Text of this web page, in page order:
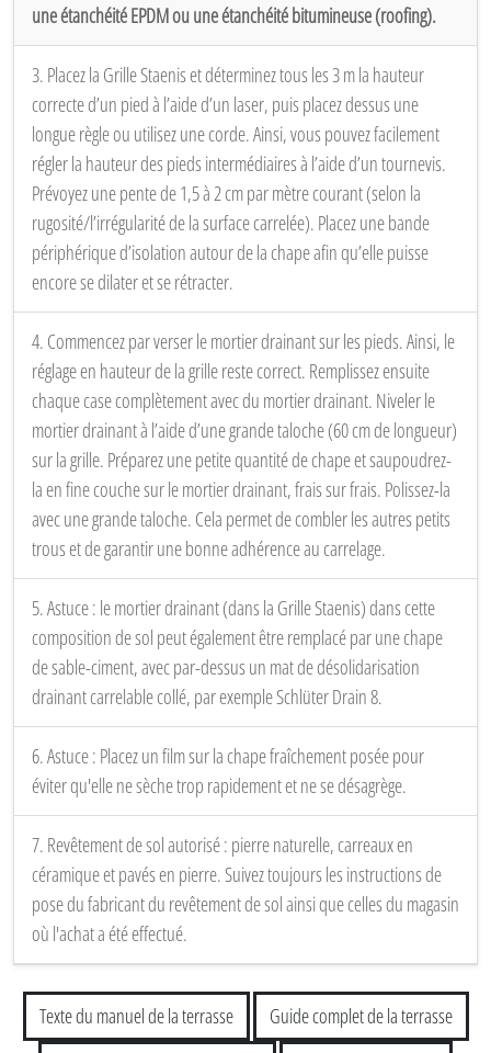
une étanchéité EPDM ou une étanchéité bitumineuse (roofing).
3. Placez la Grille Staenis et déterminez tous les 3 m la hauteur
correcte d’un pied à l’aide d’un laser, puis placez dessus une
longue règle ou utilisez une corde. Ainsi, vous pouvez facilement
régler la hauteur des pieds intermédiaires à l’aide d’un tournevis.
Prévoyez une pente de 1,5 à 2 cm par mètre courant (selon la
rugosité/l’irrégularité de la surface carrelée). Placez une bande
périphérique d’isolation autour de la chape afin qu’elle puisse
encore se dilater et se rétracter.
4. Commencez par verser le mortier drainant sur les pieds. Ainsi, le
réglage en hauteur de la grille reste correct. Remplissez ensuite
chaque case complètement avec du mortier drainant. Niveler le
mortier drainant à l’aide d’une grande taloche (60 cm de longueur)
sur la grille. Préparez une petite quantité de chape et saupoudrez-
la en fine couche sur le mortier drainant, frais sur frais. Polissez-la
avec une grande taloche. Cela permet de combler les autres petits
trous et de garantir une bonne adhérence au carrelage.
5. Astuce : le mortier drainant (dans la Grille Staenis) dans cette
composition de sol peut également être remplacé par une chape
de sable-ciment, avec par-dessus un mat de désolidarisation
drainant carrelable collé, par exemple Schlüter Drain 8.
6. Astuce : Placez un film sur la chape fraîchement posée pour
éviter qu'elle ne sèche trop rapidement et ne se désagrège.
7. Revêtement de sol autorisé : pierre naturelle, carreaux en
céramique et pavés en pierre. Suivez toujours les instructions de
pose du fabricant du revêtement de sol ainsi que celles du magasin
où l'achat a été effectué.
Texte du manuel de la terrasse
Guide complet de la terrasse